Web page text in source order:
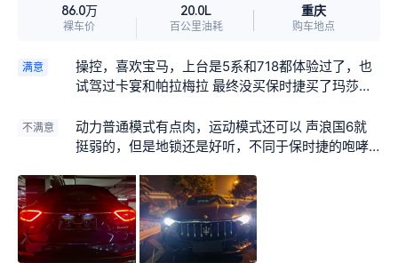
86.0万
裸车价
20.0L
百公里油耗
重庆
购车地点
满意
操控，喜欢宝马，上台是5系和718都体验过了，也
试驾过卡宴和帕拉梅拉 最终没买保时捷买了玛莎，
好，3.0没体验过，开起来可以，很流畅，车身很
重，高速稳的一比 颜值没啥说的
不满意
动力普通模式有点肉，运动模式还可以 声浪国6就
挺弱的，但是地锁还是好听，不同于保时捷的咆哮
但是内圈白色部分不好看，白天看起来有点平庸，
真的 内饰气质可以但是设计的确达不到奢饰品标
准，不过意大利包包不好看的也挺多。。。 车够用
了，屏大小无所谓了，只是没那么好看